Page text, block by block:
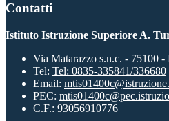
Contatti
Istituto Istruzione Superiore A.
Via Matarazzo s.n.c. - 75100
Tel: Tel: 0835-335841/336680
Email:
PEC:
C.F.: 93056910776